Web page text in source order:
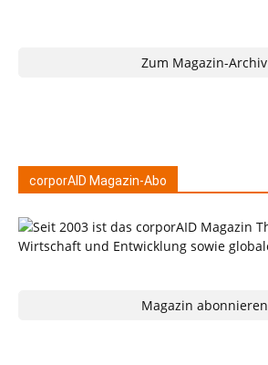
Zum Magazin-Archiv
corporAID Magazin-Abo
Magazin abonnieren